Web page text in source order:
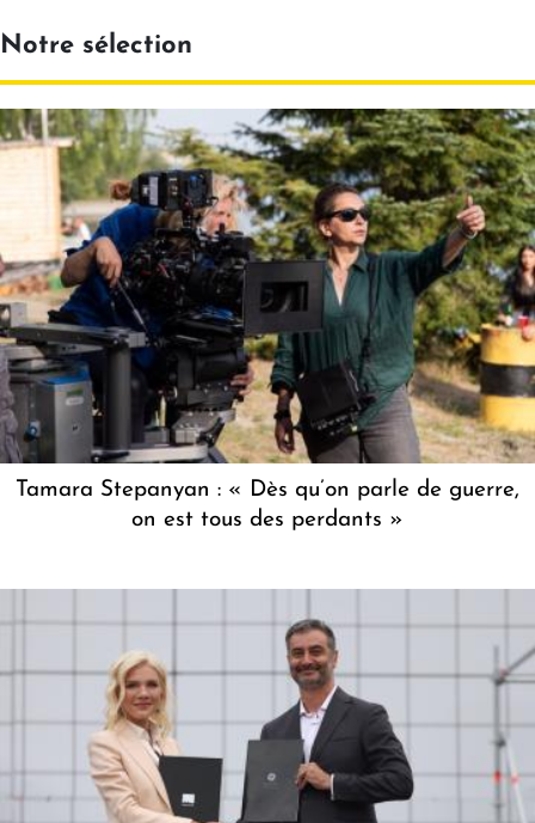
Notre sélection
Tamara Stepanyan : « Dès qu’on parle de guerre,
on est tous des perdants »